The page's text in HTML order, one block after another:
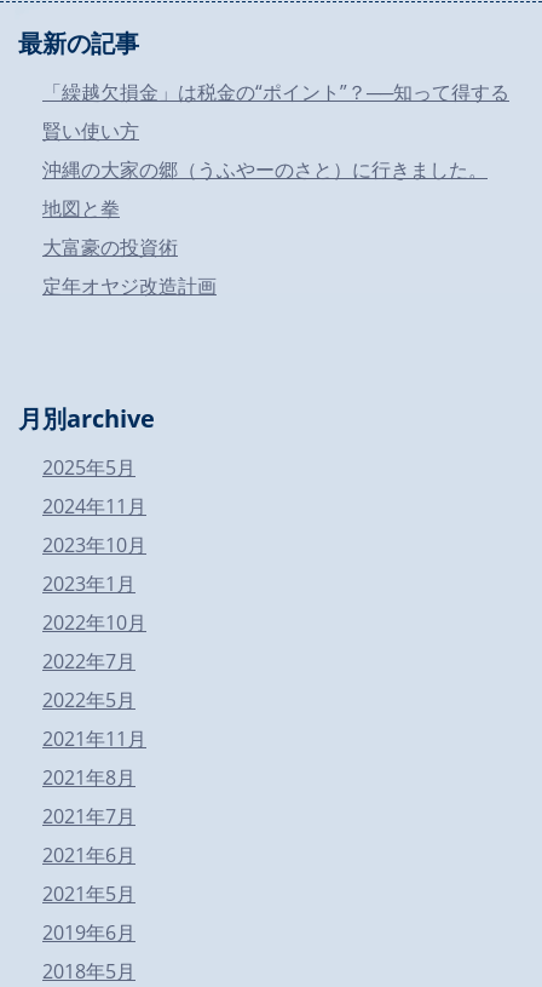
最新の記事
「繰越欠損金」は税金の“ポイント”？──知って得する
賢い使い方
沖縄の大家の郷（うふやーのさと）に行きました。
地図と拳
大富豪の投資術
定年オヤジ改造計画
月別archive
2025年5月
2024年11月
2023年10月
2023年1月
2022年10月
2022年7月
2022年5月
2021年11月
2021年8月
2021年7月
2021年6月
2021年5月
2019年6月
2018年5月